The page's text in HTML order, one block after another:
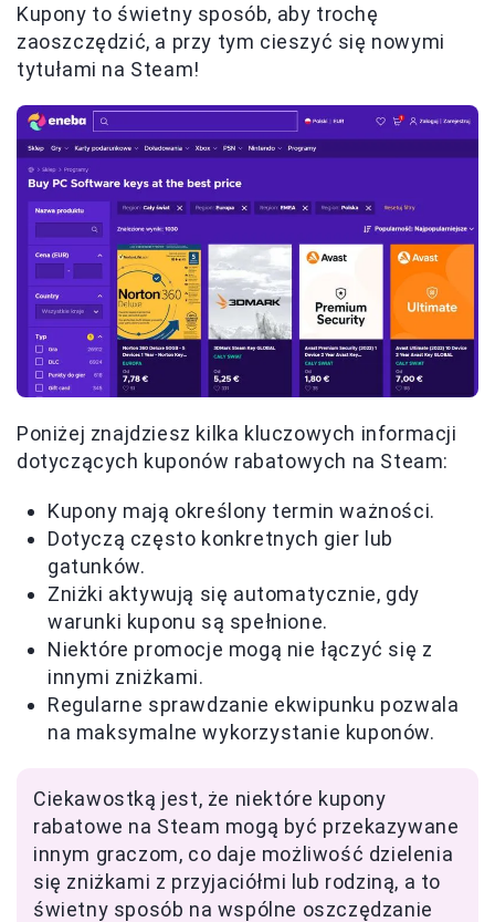
Kupony to świetny sposób, aby trochę
zaoszczędzić, a przy tym cieszyć się nowymi
tytułami na Steam!
Poniżej znajdziesz kilka kluczowych informacji
dotyczących kuponów rabatowych na Steam:
Kupony mają określony termin ważności.
Dotyczą często konkretnych gier lub
gatunków.
Zniżki aktywują się automatycznie, gdy
warunki kuponu są spełnione.
Niektóre promocje mogą nie łączyć się z
innymi zniżkami.
Regularne sprawdzanie ekwipunku pozwala
na maksymalne wykorzystanie kuponów.
Ciekawostką jest, że niektóre kupony
rabatowe na Steam mogą być przekazywane
innym graczom, co daje możliwość dzielenia
się zniżkami z przyjaciółmi lub rodziną, a to
świetny sposób na wspólne oszczędzanie